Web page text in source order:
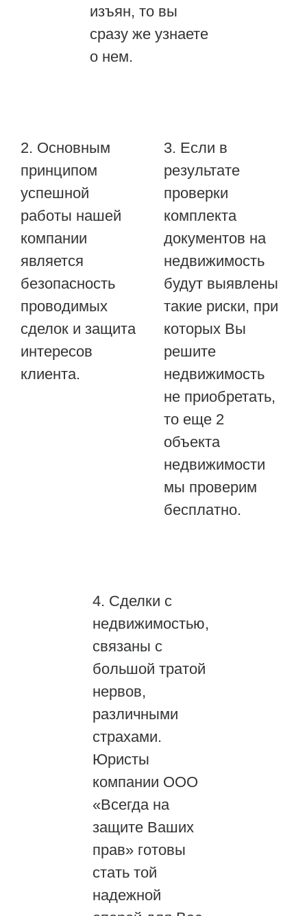
изъян, то вы
сразу же узнаете
о нем.
2. Основным
принципом
успешной
работы нашей
компании
является
безопасность
проводимых
сделок и защита
интересов
клиента.
3. Если в
результате
проверки
комплекта
документов на
недвижимость
будут выявлены
такие риски, при
которых Вы
решите
недвижимость
не приобретать,
то еще 2
объекта
недвижимости
мы проверим
бесплатно.
4. Сделки с
недвижимостью,
связаны с
большой тратой
нервов,
различными
страхами.
Юристы
компании ООО
«Всегда на
защите Ваших
прав» готовы
стать той
надежной